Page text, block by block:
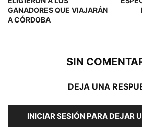
GANADORES QUE VIAJARÁN
A CÓRDOBA
SIN
DEJA UNA
INICIAR SESIÓN PARA DEJAR